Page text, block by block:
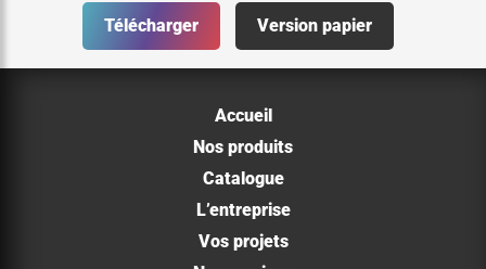
Télécharger Version papier
Accueil
Nos produits
Catalogue
L’entreprise
Vos projets